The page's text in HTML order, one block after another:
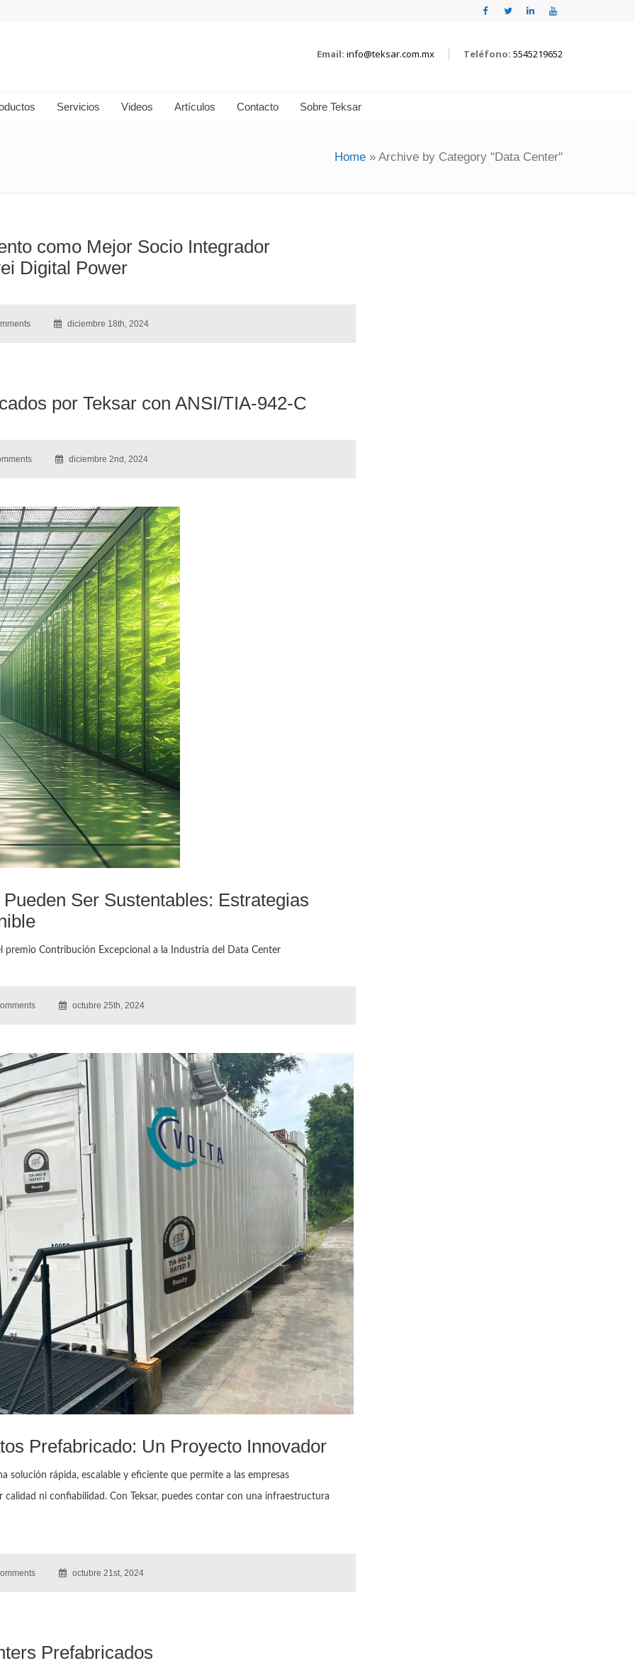
Email: info@teksar.com.mx Teléfono: 5545219652
Servicios Videos Artículos Contacto Sobre Teksar
Home » Archive by Category "Data Center"
como Mejor Socio Integrador
Digital Power
diciembre 18th, 2024
por Teksar con ANSI/TIA-942-C
diciembre 2nd, 2024
Ser Sustentables: Estrategias
Contribución Excepcional a la Industria del Data Center
octubre 25th, 2024
Prefabricado: Un Proyecto Innovador
solución rápida, escalable y eficiente que permite a las empresas
ni confiabilidad. Con Teksar, puedes contar con una infraestructura
octubre 21st, 2024
Prefabricados